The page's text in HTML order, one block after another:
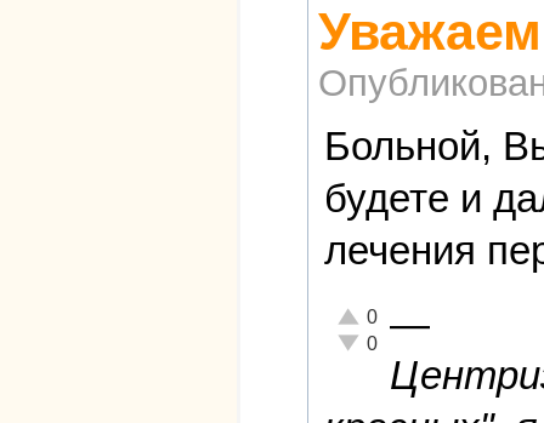
Больной,
будете и
лечения
Отлично!
0
Неадекватно!
0 —